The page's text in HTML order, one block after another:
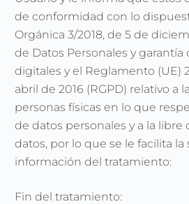
de conformidad con lo
Orgánica 3/2018, de 5 de
de Datos Personales y garantía
digitales y el Reglamento (UE)
abril de 2016 (RGPD) relativo a
personas físicas en lo que
de datos personales y a la libre
datos, por lo que se le facilita
información del tratamiento:
Fin del tratamiento: